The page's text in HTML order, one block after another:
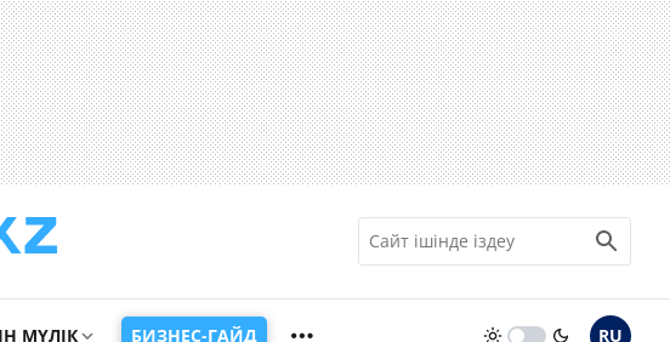
МҮЛІК БИЗНЕС-ГАЙД RU